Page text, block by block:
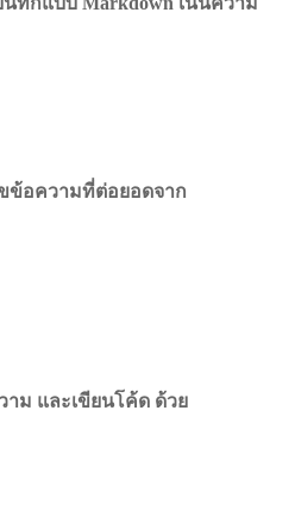
ข้อความที่ต่อยอดจาก
ม และเขียนโค้ด ด้วย